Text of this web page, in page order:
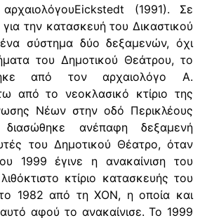
(1991). Σε
την κατασκευή του Δικαστικού
σύστημα δύο δεξαμενών, όχι
του Δημοτικού Θεάτρου, το
από τον αρχαιολόγο Α.
από το νεοκλασικό κτίριο της
Νέων στην οδό Περικλέους
ανέπαφη δεξαμενή
του Δημοτικού Θέατρο, όταν
1999 έγινε η ανακαίνιση του
κτίριο κατασκευής του
1982 από τη ΧΟΝ, η οποία και
αφού το ανακαίνισε. Το 1999